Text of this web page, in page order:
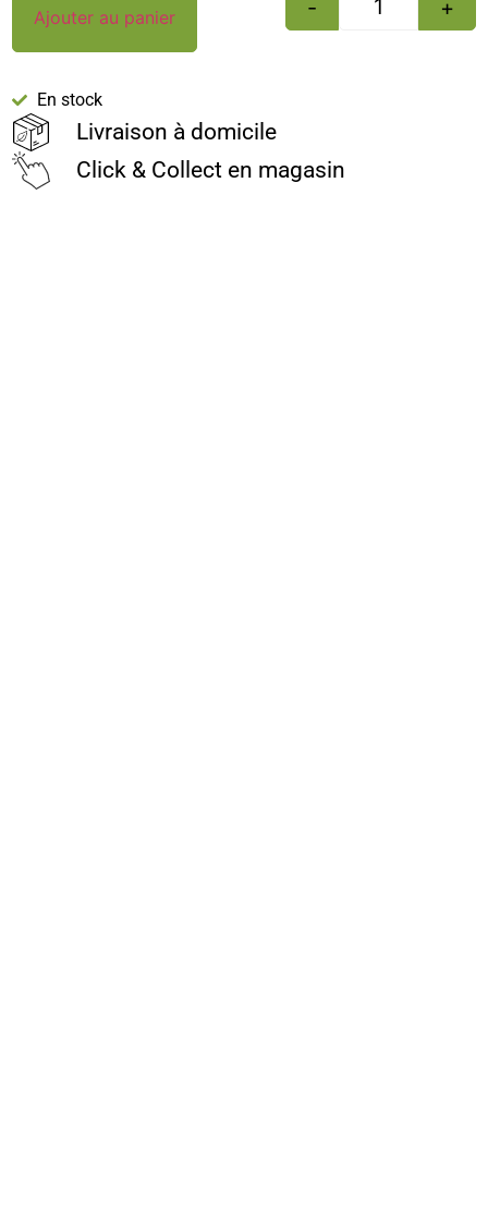
- +
Ajouter au panier
En stock
Livraison à domicile
Click & Collect en magasin